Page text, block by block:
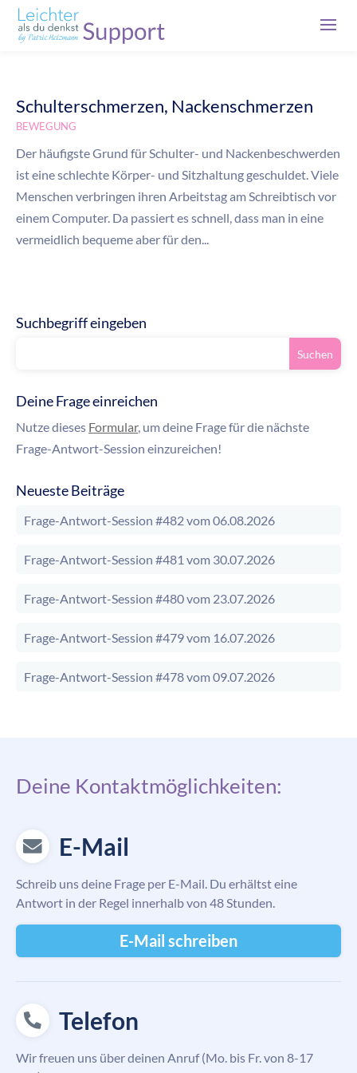
Schulterschmerzen, Nackenschmerzen
BEWEGUNG
Der häufigste Grund für Schulter- und Nackenbeschwerden
ist eine schlechte Körper- und Sitzhaltung geschuldet. Viele
Menschen verbringen ihren Arbeitstag am Schreibtisch vor
einem Computer. Da passiert es schnell, dass man in eine
vermeidlich bequeme aber für den...
Suchbegriff eingeben
Deine Frage einreichen
Nutze dieses Formular, um deine Frage für die nächste
Frage-Antwort-Session einzureichen!
Neueste Beiträge
Frage-Antwort-Session #482 vom 06.08.2026
Frage-Antwort-Session #481 vom 30.07.2026
Frage-Antwort-Session #480 vom 23.07.2026
Frage-Antwort-Session #479 vom 16.07.2026
Frage-Antwort-Session #478 vom 09.07.2026
Deine Kontaktmöglichkeiten:
E-Mail
Schreib uns deine Frage per E-Mail. Du erhältst eine
Antwort in der Regel innerhalb von 48 Stunden.
E-Mail schreiben
Telefon
Wir freuen uns über deinen Anruf (Mo. bis Fr. von 8-17